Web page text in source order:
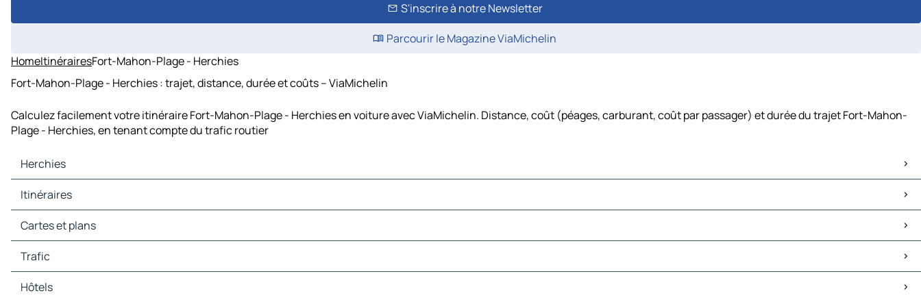
S'inscrire à notre Newsletter
Parcourir le Magazine ViaMichelin
HomeItinérairesFort-Mahon-Plage - Herchies
Fort-Mahon-Plage - Herchies : trajet, distance, durée et coûts – ViaMichelin
Calculez facilement votre itinéraire Fort-Mahon-Plage - Herchies en voiture avec ViaMichelin. Distance, coût (péages, carburant, coût par passager) et durée du trajet Fort-Mahon-
Plage - Herchies, en tenant compte du trafic routier
Herchies
Herchies Cartes et plans
Herchies Trafic
Herchies Hôtels
Herchies Restaurants
Herchies Stations-service
Itinéraires
Itinéraires Herchies - Mons
Itinéraires Herchies - Brugelette
Itinéraires Herchies - Ath
Itinéraires Herchies - Soignies
Itinéraires Herchies - Belœil
Itinéraires Herchies - Saint-Ghislain
Cartes et plans
Cartes et plans Mons
Cartes et plans Brugelette
Cartes et plans Ath
Cartes et plans Soignies
Trafic
Trafic Mons
Trafic Brugelette
Hôtels